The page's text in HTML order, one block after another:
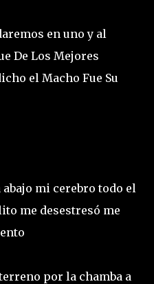
en uno y al
De Los Mejores
el Macho Fue Su
mi cerebro todo el
me desestresó me
por la chamba a